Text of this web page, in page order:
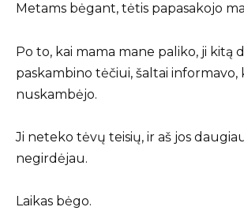
Metams bėgant, tėtis papasakojo
Po to, kai mama mane paliko, ji kitą
paskambino tėčiui, šaltai informavo,
nuskambėjo.
Ji neteko tėvų teisių, ir aš jos
negirdėjau.
Laikas bėgo.